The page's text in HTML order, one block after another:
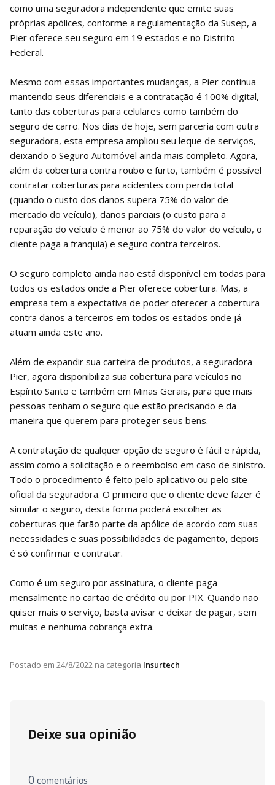
como uma seguradora independente que emite suas
próprias apólices, conforme a regulamentação da Susep, a
Pier oferece seu seguro em 19 estados e no Distrito
Federal.
Mesmo com essas importantes mudanças, a Pier continua
mantendo seus diferenciais e a contratação é 100% digital,
tanto das coberturas para celulares como também do
seguro de carro. Nos dias de hoje, sem parceria com outra
seguradora, esta empresa ampliou seu leque de serviços,
deixando o Seguro Automóvel ainda mais completo. Agora,
além da cobertura contra roubo e furto, também é possível
contratar coberturas para acidentes com perda total
(quando o custo dos danos supera 75% do valor de
mercado do veículo), danos parciais (o custo para a
reparação do veículo é menor ao 75% do valor do veículo, o
cliente paga a franquia) e seguro contra terceiros.
O seguro completo ainda não está disponível em todas para
todos os estados onde a Pier oferece cobertura. Mas, a
empresa tem a expectativa de poder oferecer a cobertura
contra danos a terceiros em todos os estados onde já
atuam ainda este ano.
Além de expandir sua carteira de produtos, a seguradora
Pier, agora disponibiliza sua cobertura para veículos no
Espírito Santo e também em Minas Gerais, para que mais
pessoas tenham o seguro que estão precisando e da
maneira que querem para proteger seus bens.
A contratação de qualquer opção de seguro é fácil e rápida,
assim como a solicitação e o reembolso em caso de sinistro.
Todo o procedimento é feito pelo aplicativo ou pelo site
oficial da seguradora. O primeiro que o cliente deve fazer é
simular o seguro, desta forma poderá escolher as
coberturas que farão parte da apólice de acordo com suas
necessidades e suas possibilidades de pagamento, depois
é só confirmar e contratar.
Como é um seguro por assinatura, o cliente paga
mensalmente no cartão de crédito ou por PIX. Quando não
quiser mais o serviço, basta avisar e deixar de pagar, sem
multas e nenhuma cobrança extra.
Postado em 24/8/2022 na categoria Insurtech
Deixe sua opinião